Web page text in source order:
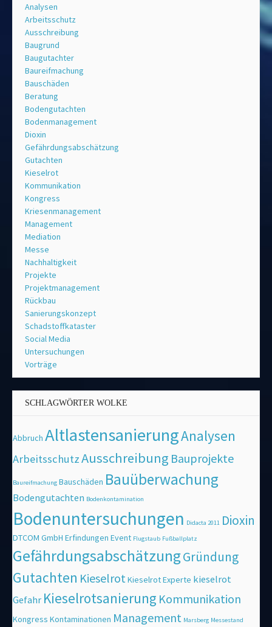
Analysen
Arbeitsschutz
Ausschreibung
Baugrund
Baugutachter
Baureifmachung
Bauschäden
Beratung
Bodengutachten
Bodenmanagement
Dioxin
Gefährdungsabschätzung
Gutachten
Kieselrot
Kommunikation
Kongress
Kriesenmanagement
Management
Mediation
Messe
Nachhaltigkeit
Projekte
Projektmanagement
Rückbau
Sanierungskonzept
Schadstoffkataster
Social Media
Untersuchungen
Vorträge
SCHLAGWÖRTER WOLKE
Abbruch AltlastensanierungAnalysen
ArbeitsschutzAusschreibung Bauprojekte
Baureifmachung Bauschäden Bauüberwachung
Bodengutachten Bodenkontamination
Bodenuntersuchungen Didacta 2011 Dioxin
DTCOM GmbH Erfindungen Event Flugstaub Fußballplatz
GefährdungsabschätzungGründung
Gutachten Kieselrot Kieselrot Experte kieselrot
Gefahr Kieselrotsanierung Kommunikation
Kongress Kontaminationen Management Marsberg Messestand